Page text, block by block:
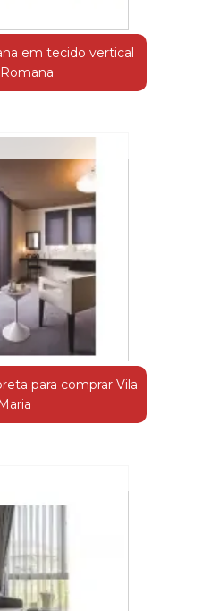
em tecido vertical
para comprar Vila
Maria